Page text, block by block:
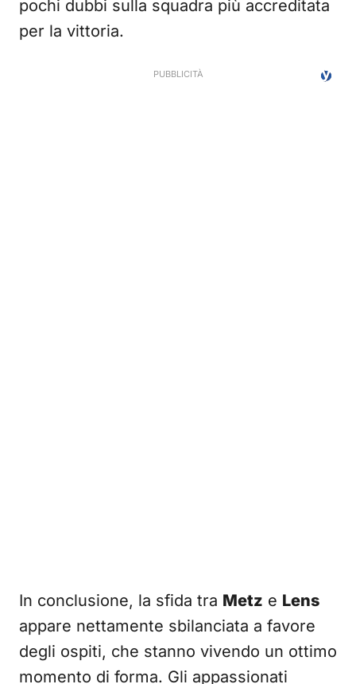
pochi dubbi sulla squadra più accreditata
per la vittoria.
In conclusione, la sfida tra Metz e Lens
appare nettamente sbilanciata a favore
degli ospiti, che stanno vivendo un ottimo
momento di forma. Gli appassionati